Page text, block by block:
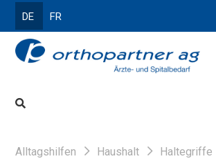
DE FR
Alltagshilfen Haushalt Haltegriffe